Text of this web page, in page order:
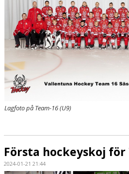
Lagfoto på Team-16 (U9)
Första hockeyskoj för
2024-01-21 21:44